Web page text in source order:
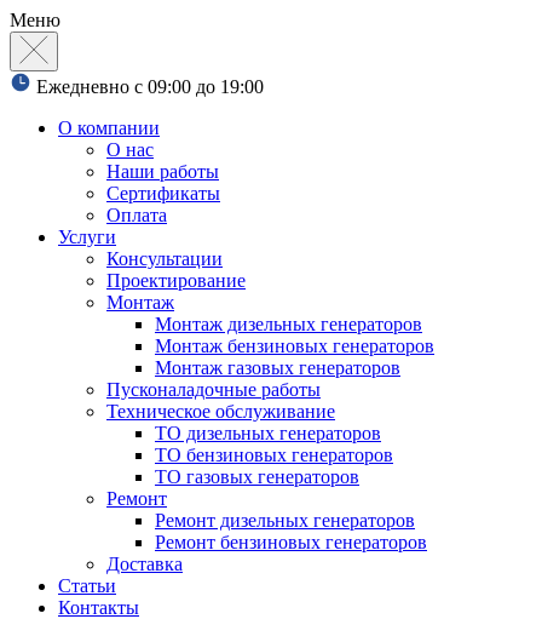
Меню
Ежедневно с 09:00 до 19:00
О компании
О нас
Наши работы
Сертификаты
Оплата
Услуги
Консультации
Проектирование
Монтаж
Монтаж дизельных генераторов
Монтаж бензиновых генераторов
Монтаж газовых генераторов
Пусконаладочные работы
Техническое обслуживание
ТО дизельных генераторов
ТО бензиновых генераторов
ТО газовых генераторов
Ремонт
Ремонт дизельных генераторов
Ремонт бензиновых генераторов
Доставка
Статьи
Контакты